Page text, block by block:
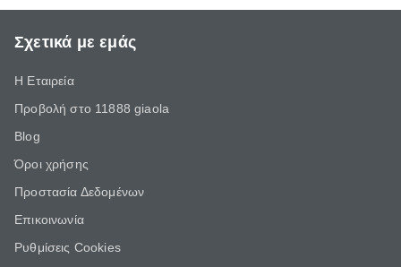
Σχετικά με εμάς
Η Εταιρεία
Προβολή στο 11888 giaola
Blog
Όροι χρήσης
Προστασία Δεδομένων
Επικοινωνία
Ρυθμίσεις Cookies